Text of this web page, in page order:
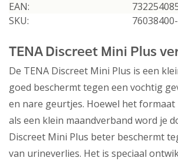
EAN:
SKU:
TENA Discreet Mini Plus
De TENA Discreet Mini Plus is een
goed beschermt tegen een vochtig
en nare geurtjes. Hoewel het
als een klein maandverband word je
Discreet Mini Plus beter beschermt
van urineverlies. Het is speciaal